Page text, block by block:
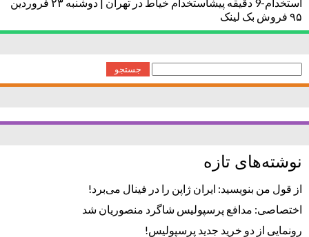
۹۵ فروش بک لینک
جستجو
برای:
نوشته‌های تازه
از قول من بنویسید: ایران ژاپن را در فینال می‌برد!
اختصاصی: مدافع پرسپولیس شاگرد منصوریان شد
رونمایی از دو خرید جدید پرسپولیس!